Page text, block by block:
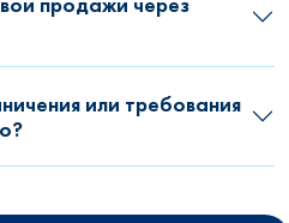
или требования